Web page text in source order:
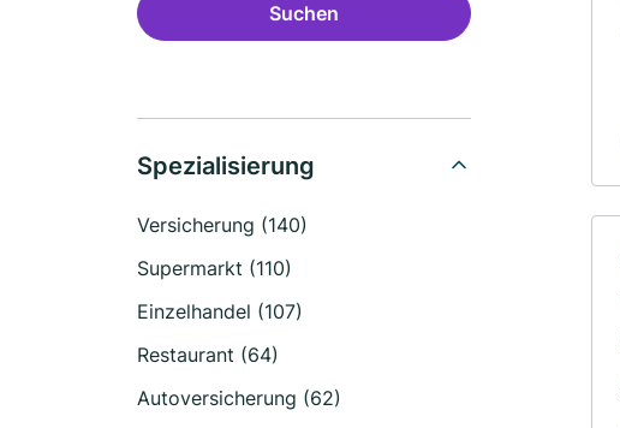
Suchen
Spezialisierung
Versicherung (140)
Supermarkt (110)
Einzelhandel (107)
Restaurant (64)
Autoversicherung (62)